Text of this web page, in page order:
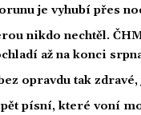
je vyhubí přes
nikdo nechtěl.
až na konci
opravdu tak
písní, které voní